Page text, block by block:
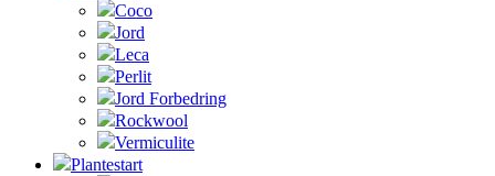
Coco
Jord
Leca
Perlit
Jord Forbedring
Rockwool
Vermiculite
Plantestart